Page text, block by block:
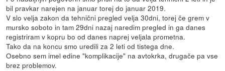
bil pravkar narejen na januar torej do januar 2019.
V slo velja zakon da tehnični pregled velja 30dni, torej če grem v
mursko soboto in tam 29dni nazaj naredim pregled in ga danes
registriram v kopru bo od danes naprej veljala prometna.
Tako da na koncu smo uredili za 2 leti od tistega dne.
Osebno sem imel edine "komplikacije" na avtokrka, drugače pa vse
brez problemov.